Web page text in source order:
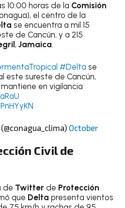
10:00 horas de la Comisión
el centro de la
se encuentra a mil 15
de Cancún, y a 215
,Jamaica.
#Delta se
este sureste de Cancún,
mantiene en vigilancia
October
Civil de
de Twitter de Protección
que Delta presenta vientos